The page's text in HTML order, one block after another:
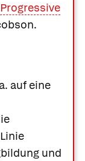
Progressive
auf eine
und